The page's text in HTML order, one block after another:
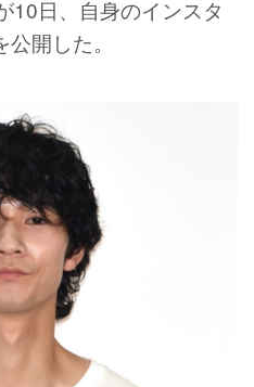
10日、自身のインスタ
開した。